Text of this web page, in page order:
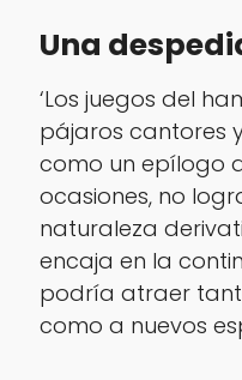
Una
‘Los juegos del
pájaros cantores
como un epílogo
ocasiones, no
naturaleza
encaja en la
podría atraer
como a nuevos